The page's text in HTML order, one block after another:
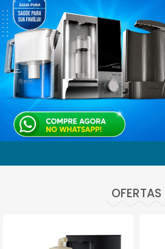
SÃO PAULO CAPITAL
GUARULHOS
ABC
BAIXADA SANTISTA LITORAL
OSASCO
OFERTAS